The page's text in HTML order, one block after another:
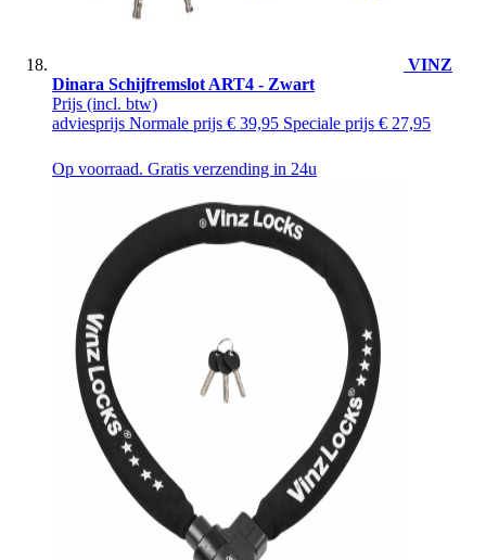
VINZ
Dinara Schijfremslot ART4 - Zwart
Prijs (incl. btw)
adviesprijs Normale prijs € 39,95 Speciale prijs € 27,95
Op voorraad. Gratis verzending in 24u